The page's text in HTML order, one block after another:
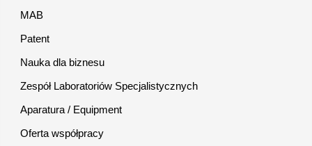
MAB
Patent
Nauka dla biznesu
Zespół Laboratoriów Specjalistycznych
Aparatura / Equipment
Oferta współpracy